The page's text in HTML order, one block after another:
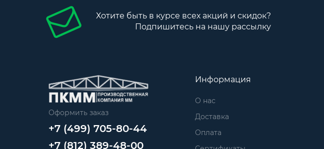
Хотите быть в курсе всех акций и скидок?
Подпишитесь на нашу рассылку
Оформить заказ
+7 (499) 705-80-44
+7 (812) 389-48-00
Информация
О нас
Доставка
Оплата